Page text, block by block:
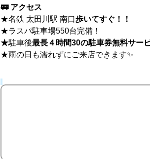
🚃 アクセス
★名鉄 太田川駅 南口歩いてすぐ！！
★ラスパ駐車場550台完備！
★駐車後最長４時間30の駐車券無料サー
★雨の日も濡れずにご来店できます✨